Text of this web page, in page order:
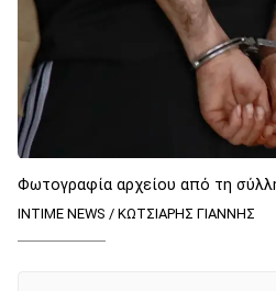
Φωτογραφία αρχείου από τη
INTIME NEWS / ΚΩΤΣΙΑΡΗΣ ΓΙΑΝΝΗΣ